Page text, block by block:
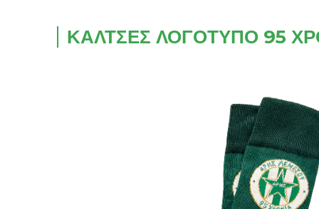
ΚΆΛΤΣΕΣ ΛΟΓΌΤΥΠΟ 95